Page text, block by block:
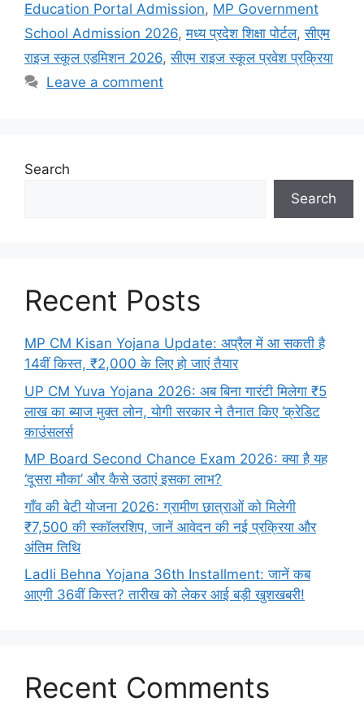
Education Portal Admission, MP Government
School Admission 2026,मध्य प्रदेश शिक्षा पोर्टल,सीएम
राइज स्कूल एडमिशन 2026,सीएम राइज स्कूल प्रवेश प्रक्रिया
Leave a comment
Search
Search
Recent Posts
MP CM Kisan Yojana Update: अप्रैल में आ सकती है
14वीं किस्त, ₹2,000 के लिए हो जाएं तैयार
UP CM Yuva Yojana 2026: अब बिना गारंटी मिलेगा ₹5
लाख का ब्याज मुक्त लोन, योगी सरकार ने तैनात किए ‘क्रेडिट
काउंसलर्स
MP Board Second Chance Exam 2026: क्या है यह
‘दूसरा मौका’ और कैसे उठाएं इसका लाभ?
गाँव की बेटी योजना 2026: ग्रामीण छात्राओं को मिलेगी
₹7,500 की स्कॉलरशिप, जानें आवेदन की नई प्रक्रिया और
अंतिम तिथि
Ladli Behna Yojana 36th Installment: जानें कब
आएगी 36वीं किस्त? तारीख को लेकर आई बड़ी खुशखबरी!
Recent Comments